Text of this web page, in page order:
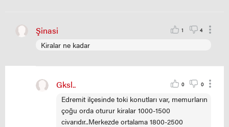
Şinasi 1 4
Kiralar ne kadar
Gksl.. 0 0
Edremit ilçesinde toki konutları var, memurların
çoğu orda oturur kiralar 1000-1500
civarıdır..Merkezde ortalama 1800-2500